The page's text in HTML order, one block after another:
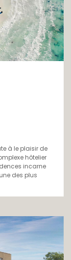
à le plaisir de
hôtelier
incarne
des plus